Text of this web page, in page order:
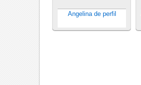
Angelina de perfil